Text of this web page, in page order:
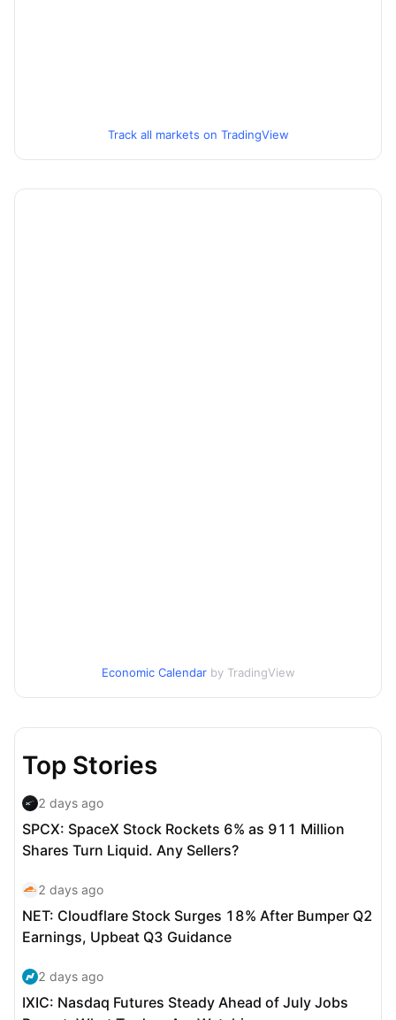
Track all markets on TradingView
Economic Calendar by TradingView